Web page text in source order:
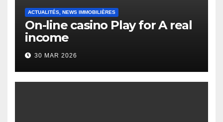
ACTUALITÉS, NEWS IMMOBILIÈRES
On-line casino Play for A real
income
30 MAR 2026